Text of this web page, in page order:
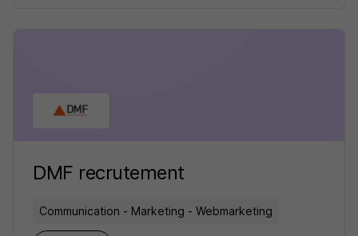
DMF recrutement
Communication - Marketing - Webmarketing